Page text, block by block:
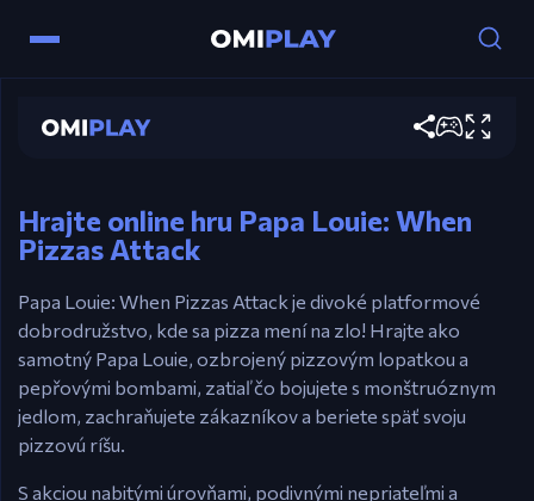
Papa Louie: When Pizzas Attack
Ľavý šíp – Chôdza doľava
Pravý šíp – Chôdza doprava
Medzerník – Skok / Vznášanie sa pomocou
Z – Bojový útok
Hrajte online hru Papa Louie: When
Pizzas Attack
Papa Louie: When Pizzas Attack je divoké platformové
dobrodružstvo, kde sa pizza mení na zlo! Hrajte ako
samotný Papa Louie, ozbrojený pizzovým lopatkou a
pepřovými bombami, zatiaľ čo bojujete s monštruóznym
jedlom, zachraňujete zákazníkov a beriete späť svoju
pizzovú ríšu.
S akciou nabitými úrovňami, podivnými nepriateľmi a